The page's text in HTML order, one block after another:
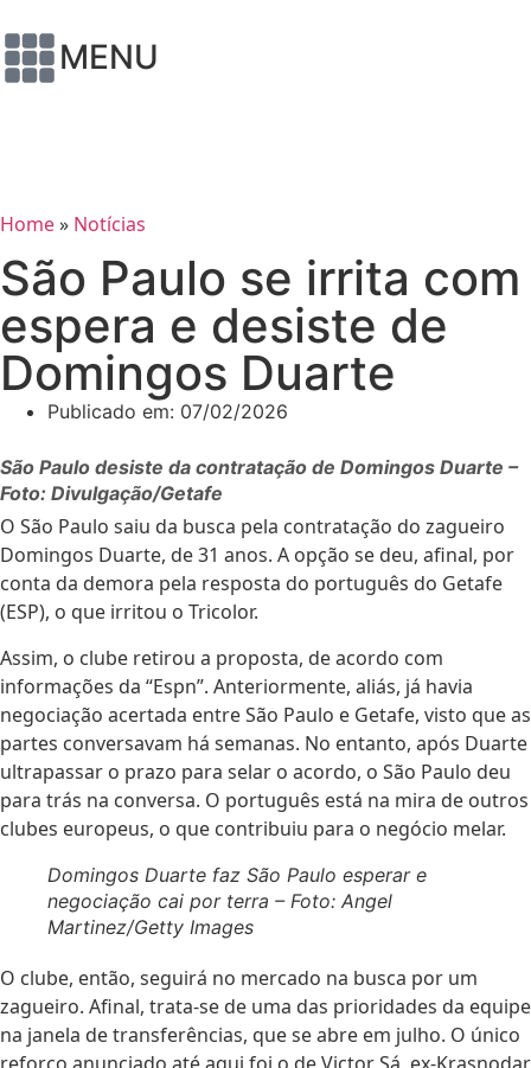
MENU
Home» Notícias
São Paulo se irrita com
espera e desiste de
Domingos Duarte
Publicado em: 07/02/2026
São Paulo desiste da contratação de Domingos Duarte –
Foto: Divulgação/Getafe
O São Paulo saiu da busca pela contratação do zagueiro
Domingos Duarte, de 31 anos. A opção se deu, afinal, por
conta da demora pela resposta do português do Getafe
(ESP), o que irritou o Tricolor.
Assim, o clube retirou a proposta, de acordo com
informações da “Espn”. Anteriormente, aliás, já havia
negociação acertada entre São Paulo e Getafe, visto que as
partes conversavam há semanas. No entanto, após Duarte
ultrapassar o prazo para selar o acordo, o São Paulo deu
para trás na conversa. O português está na mira de outros
clubes europeus, o que contribuiu para o negócio melar.
Domingos Duarte faz São Paulo esperar e
negociação cai por terra – Foto: Angel
Martinez/Getty Images
O clube, então, seguirá no mercado na busca por um
zagueiro. Afinal, trata-se de uma das prioridades da equipe
na janela de transferências, que se abre em julho. O único